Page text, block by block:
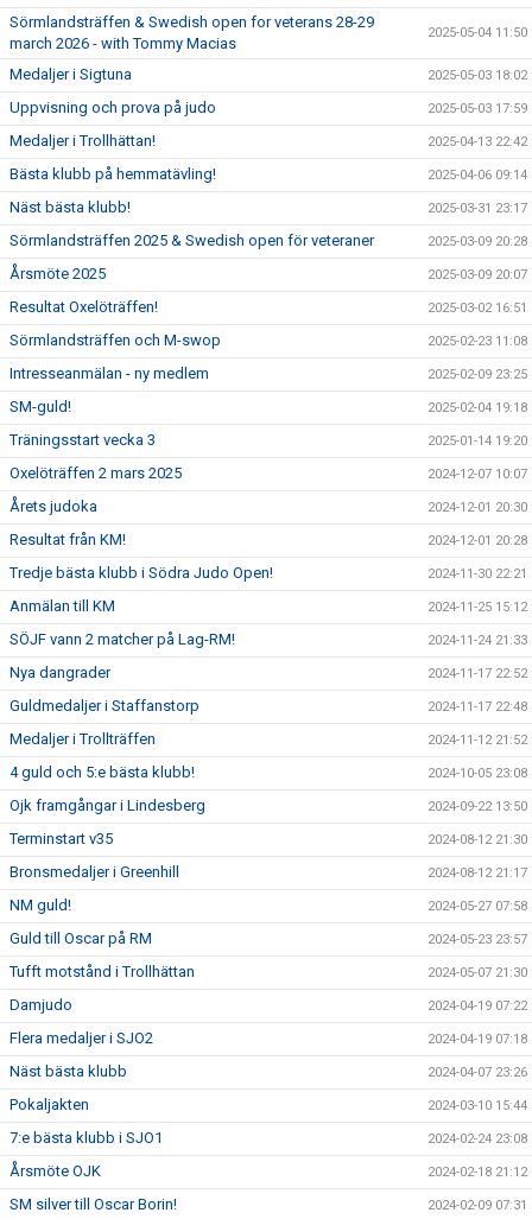
Sörmlandsträffen & Swedish open for veterans 28-29
march 2026 - with Tommy Macias
2025-05-04 11:50
Medaljer i Sigtuna 2025-05-03 18:02
Uppvisning och prova på judo 2025-05-03 17:59
Medaljer i Trollhättan! 2025-04-13 22:42
Bästa klubb på hemmatävling! 2025-04-06 09:14
Näst bästa klubb! 2025-03-31 23:17
Sörmlandsträffen 2025 & Swedish open för veteraner 2025-03-09 20:28
Årsmöte 2025 2025-03-09 20:07
Resultat Oxelöträffen! 2025-03-02 16:51
Sörmlandsträffen och M-swop 2025-02-23 11:08
Intresseanmälan - ny medlem 2025-02-09 23:25
SM-guld! 2025-02-04 19:18
Träningsstart vecka 3 2025-01-14 19:20
Oxelöträffen 2 mars 2025 2024-12-07 10:07
Årets judoka 2024-12-01 20:30
Resultat från KM! 2024-12-01 20:28
Tredje bästa klubb i Södra Judo Open! 2024-11-30 22:21
Anmälan till KM 2024-11-25 15:12
SÖJF vann 2 matcher på Lag-RM! 2024-11-24 21:33
Nya dangrader 2024-11-17 22:52
Guldmedaljer i Staffanstorp 2024-11-17 22:48
Medaljer i Trollträffen 2024-11-12 21:52
4 guld och 5:e bästa klubb! 2024-10-05 23:08
Ojk framgångar i Lindesberg 2024-09-22 13:50
Terminstart v35 2024-08-12 21:30
Bronsmedaljer i Greenhill 2024-08-12 21:17
NM guld! 2024-05-27 07:58
Guld till Oscar på RM 2024-05-23 23:57
Tufft motstånd i Trollhättan 2024-05-07 21:30
Damjudo 2024-04-19 07:22
Flera medaljer i SJO2 2024-04-19 07:18
Näst bästa klubb 2024-04-07 23:26
Pokaljakten 2024-03-10 15:44
7:e bästa klubb i SJO1 2024-02-24 23:08
Årsmöte OJK 2024-02-18 21:12
SM silver till Oscar Borin! 2024-02-09 07:31